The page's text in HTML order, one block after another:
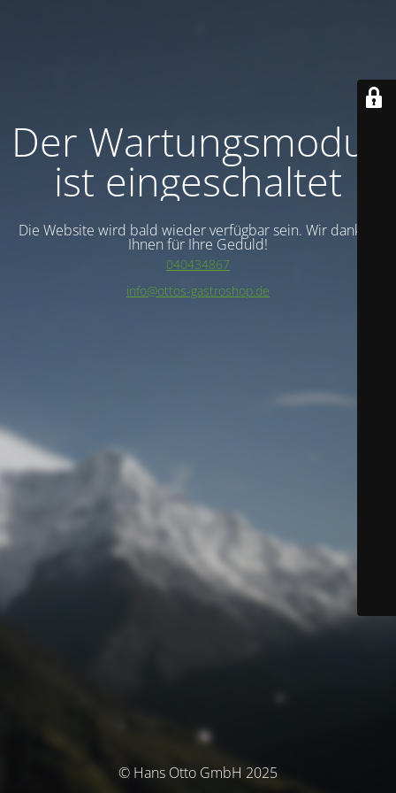
Der Wartungsmodus
ist eingeschaltet
Die Website wird bald wieder verfügbar sein. Wir danken
Ihnen für Ihre Geduld!
040434867
info@ottos-gastroshop.de
© Hans Otto GmbH 2025